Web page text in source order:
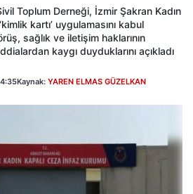
Toplum Derneği, İzmir Şakran Kadın
kartı’ uygulamasını kabul
sağlık ve iletişim haklarının
kaygı duyduklarını açıkladı
Kaynak: YAREN ELMAS GÜZELKAN